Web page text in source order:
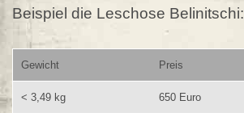
Beispiel die Leschose Belinitschi:
Gewicht Preis
< 3,49 kg 650 Euro